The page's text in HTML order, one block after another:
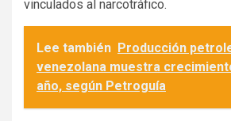
vinculados al narcotráfico.
Lee también Producción
venezolana muestra
año, según Petroguía